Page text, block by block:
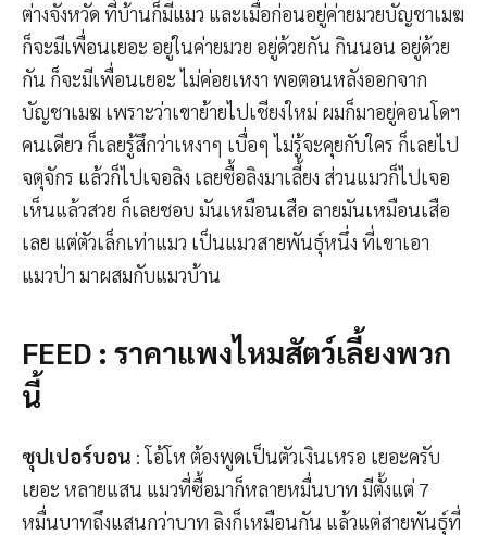
ต่างจังหวัด ที่บ้านก็มีแมว และเมื่อก่อนอยู่ค่ายมวยบัญชาเมฆ
ก็จะมีเพื่อนเยอะ อยู่ในค่ายมวย อยู่ด้วยกัน กินนอน อยู่ด้วย
กัน ก็จะมีเพื่อนเยอะ ไม่ค่อยเหงา พอตอนหลังออกจาก
บัญชาเมฆ เพราะว่าเขาย้ายไปเชียงใหม่ ผมก็มาอยู่คอนโดฯ
คนเดียว ก็เลยรู้สึกว่าเหงาๆ เบื่อๆ ไม่รู้จะคุยกับใคร ก็เลยไป
จตุจักร แล้วก็ไปเจอลิง เลยซื้อลิงมาเลี้ยง ส่วนแมวก็ไปเจอ
เห็นแล้วสวย ก็เลยชอบ มันเหมือนเสือ ลายมันเหมือนเสือ
เลย แต่ตัวเล็กเท่าแมว เป็นแมวสายพันธุ์หนึ่ง ที่เขาเอา
แมวป่า มาผสมกับแมวบ้าน
FEED : ราคาแพงไหมสัตว์เลี้ยงพวก
นี้
ซุปเปอร์บอน : โอ้โห ต้องพูดเป็นตัวเงินเหรอ เยอะครับ
เยอะ หลายแสน แมวที่ซื้อมาก็หลายหมื่นบาท มีตั้งแต่ 7
หมื่นบาทถึงแสนกว่าบาท ลิงก็เหมือนกัน แล้วแต่สายพันธุ์ที่